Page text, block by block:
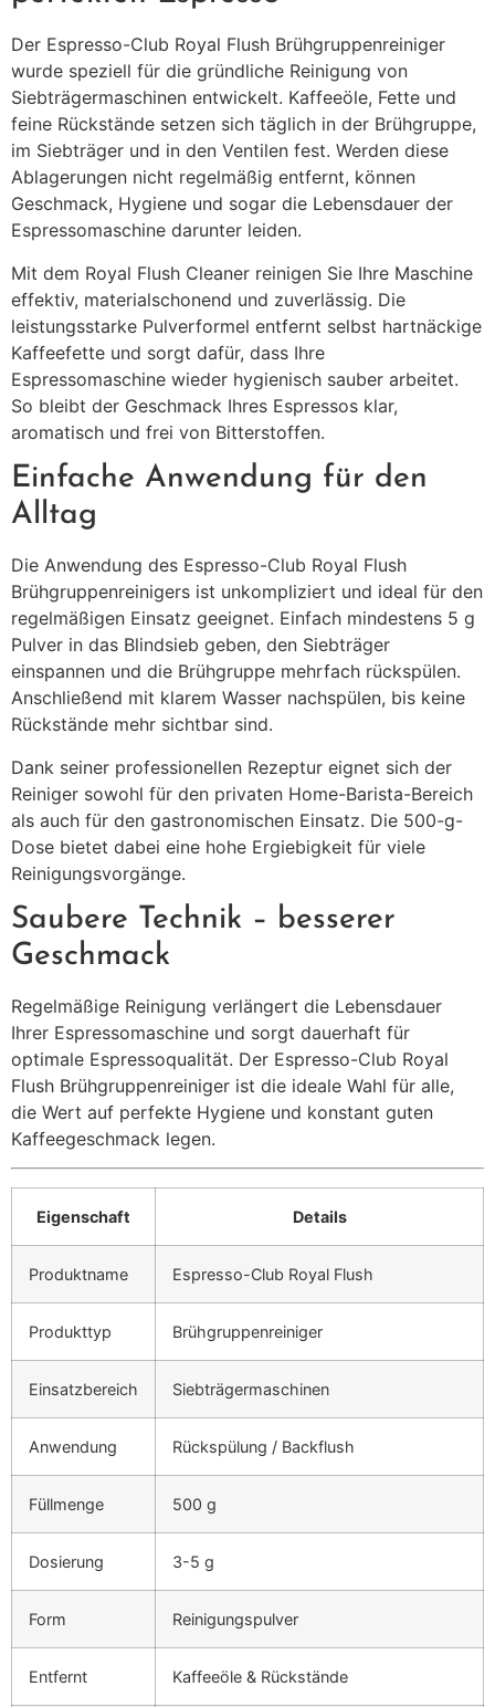
Der Espresso-Club Royal Flush Brühgruppenreiniger
wurde speziell für die gründliche Reinigung von
Siebträgermaschinen entwickelt. Kaffeeöle, Fette und
feine Rückstände setzen sich täglich in der Brühgruppe,
im Siebträger und in den Ventilen fest. Werden diese
Ablagerungen nicht regelmäßig entfernt, können
Geschmack, Hygiene und sogar die Lebensdauer der
Espressomaschine darunter leiden.
Mit dem Royal Flush Cleaner reinigen Sie Ihre Maschine
effektiv, materialschonend und zuverlässig. Die
leistungsstarke Pulverformel entfernt selbst hartnäckige
Kaffeefette und sorgt dafür, dass Ihre
Espressomaschine wieder hygienisch sauber arbeitet.
So bleibt der Geschmack Ihres Espressos klar,
aromatisch und frei von Bitterstoffen.
Einfache Anwendung für den
Alltag
Die Anwendung des Espresso-Club Royal Flush
Brühgruppenreinigers ist unkompliziert und ideal für den
regelmäßigen Einsatz geeignet. Einfach mindestens 5 g
Pulver in das Blindsieb geben, den Siebträger
einspannen und die Brühgruppe mehrfach rückspülen.
Anschließend mit klarem Wasser nachspülen, bis keine
Rückstände mehr sichtbar sind.
Dank seiner professionellen Rezeptur eignet sich der
Reiniger sowohl für den privaten Home-Barista-Bereich
als auch für den gastronomischen Einsatz. Die 500-g-
Dose bietet dabei eine hohe Ergiebigkeit für viele
Reinigungsvorgänge.
Saubere Technik – besserer
Geschmack
Regelmäßige Reinigung verlängert die Lebensdauer
Ihrer Espressomaschine und sorgt dauerhaft für
optimale Espressoqualität. Der Espresso-Club Royal
Flush Brühgruppenreiniger ist die ideale Wahl für alle,
die Wert auf perfekte Hygiene und konstant guten
Kaffeegeschmack legen.
Eigenschaft Details
Produktname Espresso-Club Royal Flush
Produkttyp Brühgruppenreiniger
Einsatzbereich Siebträgermaschinen
Anwendung Rückspülung / Backflush
Füllmenge 500 g
Dosierung 3-5 g
Form Reinigungspulver
Entfernt Kaffeeöle & Rückstände